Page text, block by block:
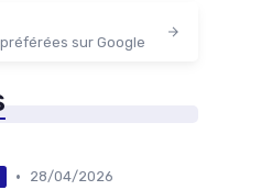
sur Google
•
28/04/2026